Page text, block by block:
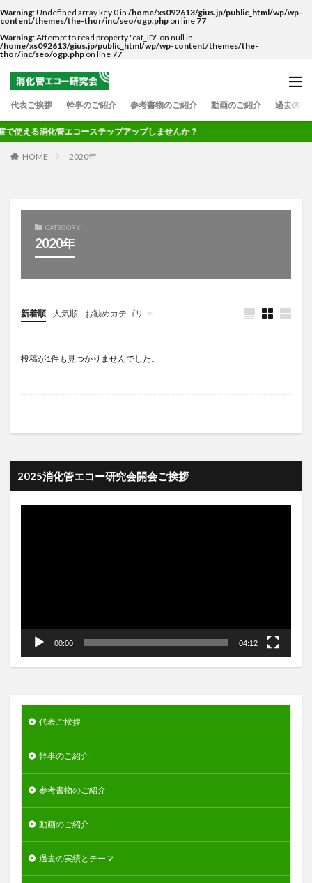
Warning: Undefined array key 0 in /home/xs092613/gius.jp/public_html/wp/wp-
content/themes/the-thor/inc/seo/ogp.php on line 77
Warning: Attempt to read property "cat_ID" on null in
/home/xs092613/gius.jp/public_html/wp/wp-content/themes/the-
thor/inc/seo/ogp.php on line 77
代表ご挨拶 幹事のご紹介 参考書物のご紹介 動画のご紹介 過去の実
える消化管エコーステップアップしませんか？
HOME 2020年
CATEGORY
2020年
新着順 人気順 お勧めカテゴリ
未分類
投稿が1件も見つかりませんでした。
2025消化管エコー研究会開会ご挨拶
動
00:00 04:12
代表ご挨拶
幹事のご紹介
参考書物のご紹介
動画のご紹介
過去の実績とテーマ